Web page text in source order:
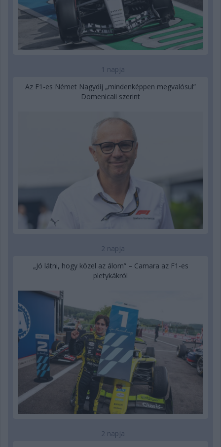
1 napja
Az F1-es Német Nagydíj „mindenképpen megvalósul”
Domenicali szerint
2 napja
„Jó látni, hogy közel az álom” – Camara az F1-es
pletykákról
2 napja